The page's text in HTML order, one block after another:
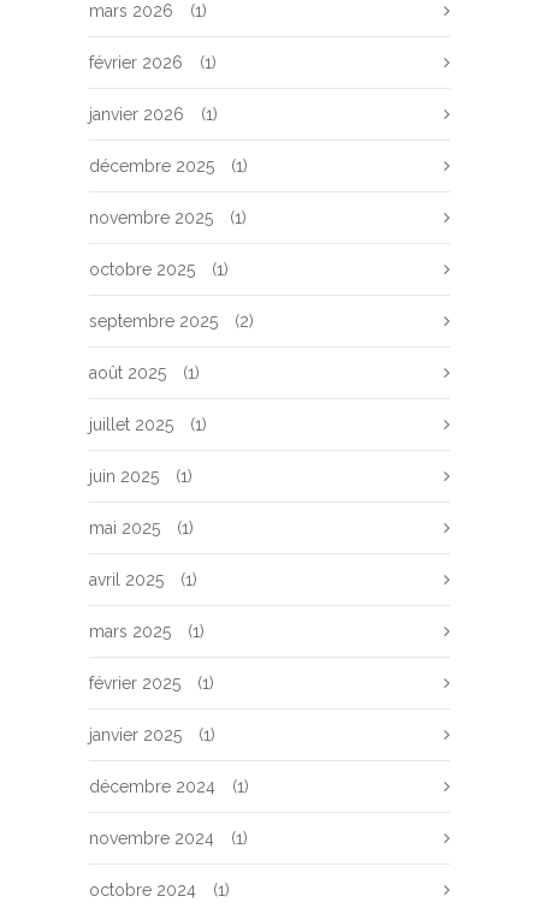
mars 2026 (1)
février 2026 (1)
janvier 2026 (1)
décembre 2025 (1)
novembre 2025 (1)
octobre 2025 (1)
septembre 2025 (2)
août 2025 (1)
juillet 2025 (1)
juin 2025 (1)
mai 2025 (1)
avril 2025 (1)
mars 2025 (1)
février 2025 (1)
janvier 2025 (1)
décembre 2024 (1)
novembre 2024 (1)
octobre 2024 (1)